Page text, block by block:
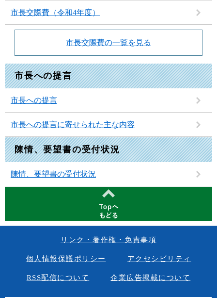
市長交際費（令和4年度）
市長交際費の一覧を見る
市長への提言
市長への提言
市長への提言に寄せられた主な内容
陳情、要望書の受付状況
陳情、要望書の受付状況
リンク・著作権・免責事項
個人情報保護ポリシー アクセシビリティ
RSS配信について 企業広告掲載について